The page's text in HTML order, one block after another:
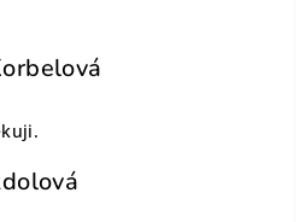
je 5 z 5 hvězdiček.
je 5 z 5 hvězdiček.